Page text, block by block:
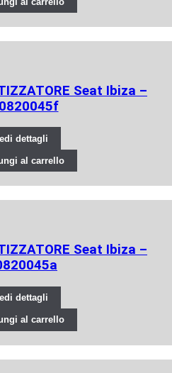
Seat Ibiza –
dettagli
al carrello
Seat Ibiza –
dettagli
al carrello